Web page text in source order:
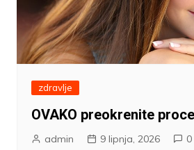
zdravlje
OVAKO preokrenite
admin 9 lipnja, 2026 0